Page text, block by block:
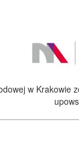
w Krakowie